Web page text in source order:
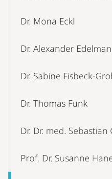
Dr. Mona Eckl
Dr. Alexander
Dr. Sabine Fisbeck-
Dr. Thomas Funk
Dr. Dr. med. Sebastian
Prof. Dr. Susanne